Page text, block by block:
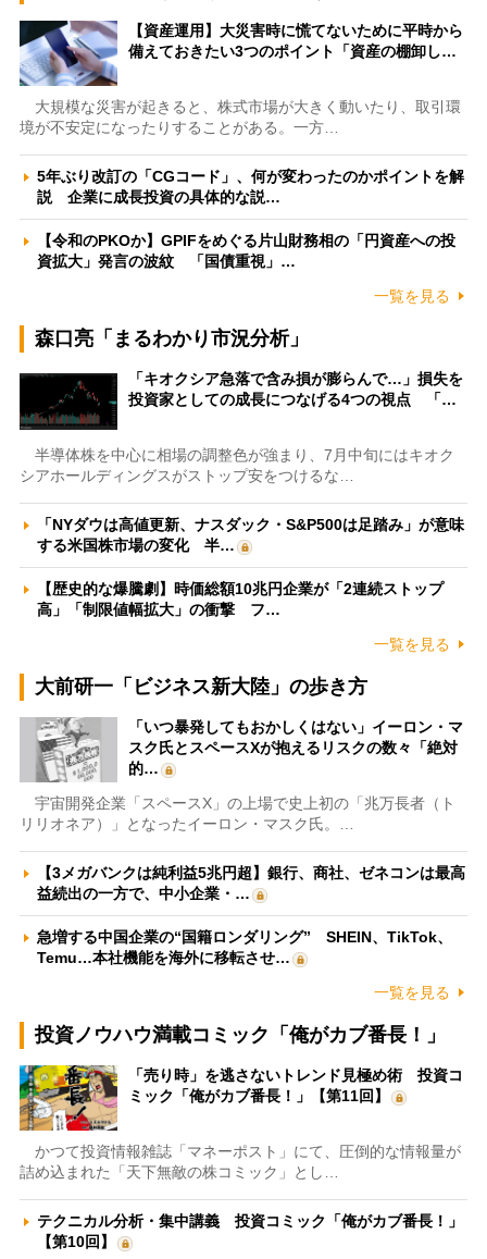
【資産運用】大災害時に慌てないために平時から
備えておきたい3つのポイント「資産の棚卸し…
大規模な災害が起きると、株式市場が大きく動いたり、取引環
境が不安定になったりすることがある。一方…
5年ぶり改訂の「CGコード」、何が変わったのかポイントを解
説 企業に成長投資の具体的な説…
【令和のPKOか】GPIFをめぐる片山財務相の「円資産への投
資拡大」発言の波紋 「国債重視」…
一覧を見る
森口亮「まるわかり市況分析」
「キオクシア急落で含み損が膨らんで…」損失を
投資家としての成長につなげる4つの視点 「…
半導体株を中心に相場の調整色が強まり、7月中旬にはキオク
シアホールディングスがストップ安をつけるな…
「NYダウは高値更新、ナスダック・S&P500は足踏み」が意味
する米国株市場の変化 半…
【歴史的な爆騰劇】時価総額10兆円企業が「2連続ストップ
高」「制限値幅拡大」の衝撃 フ…
一覧を見る
大前研一「ビジネス新大陸」の歩き方
「いつ暴発してもおかしくはない」イーロン・マ
スク氏とスペースXが抱えるリスクの数々「絶対
的…
宇宙開発企業「スペースX」の上場で史上初の「兆万長者（ト
リリオネア）」となったイーロン・マスク氏。…
【3メガバンクは純利益5兆円超】銀行、商社、ゼネコンは最高
益続出の一方で、中小企業・…
急増する中国企業の“国籍ロンダリング” SHEIN、TikTok、
Temu…本社機能を海外に移転させ…
一覧を見る
投資ノウハウ満載コミック「俺がカブ番長！」
「売り時」を逃さないトレンド見極め術 投資コ
ミック「俺がカブ番長！」【第11回】
かつて投資情報雑誌「マネーポスト」にて、圧倒的な情報量が
詰め込まれた「天下無敵の株コミック」とし…
テクニカル分析・集中講義 投資コミック「俺がカブ番長！」
【第10回】